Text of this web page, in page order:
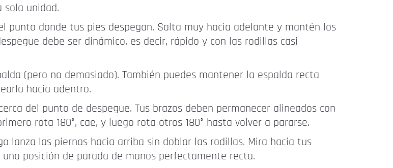
sola unidad.
punto donde tus pies despegan. Salta muy hacia adelante y mantén los
debe ser dinámico, es decir, rápido y con las rodillas casi
(pero no demasiado). También puedes mantener la espalda recta
hacia adentro.
del punto de despegue. Tus brazos deben permanecer alineados con
rota 180°, cae, y luego rota otros 180° hasta volver a pararse.
lanza las piernas hacia arriba sin doblar las rodillas. Mira hacia tus
posición de parada de manos perfectamente recta.